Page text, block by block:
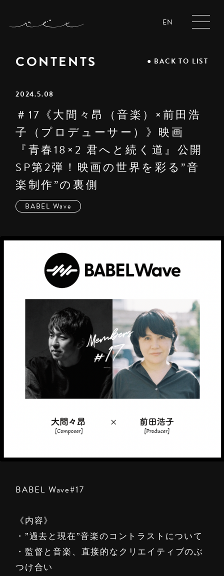
EN
CONTENTS ● BACK TO LIST
2024.5.08
＃17《大間々昂（音楽）×前田浩
子（プロデューサー）》映画
『青春18×2 君へと続く道』公開
SP第2弾！映画の世界を彩る”音
楽制作”の裏側
BABEL Wave
BABEL Wave#17
《内容》
・”過去と現在”音楽のコントラストについて
・監督と音楽、直接的なクリエイティブのぶ
つけ合い